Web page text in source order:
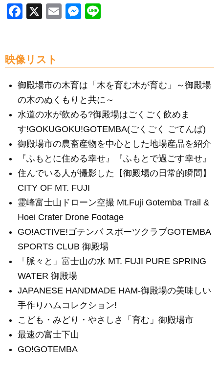
F
e
b
o
o
k
X
E
M
n
g
er
映像リスト
御殿場市の木育は「木を育む木が育む」～御殿場
の木のぬくもりと共に～
水道の水が飲める?御殿場はごくごく飲めま
す!GOKUGOKU!GOTEMBA(ごくごく ごてんば)
御殿場市の農畜産物を中心とした地場産品を紹介
『ふもとに住める幸せ』『ふもとで過ごす幸せ』
住んでいる人が撮影した【御殿場の日常的瞬間】
CITY OF MT. FUJI
霊峰富士山ドローン空撮 Mt.Fuji Gotemba Trail &
Hoei Crater Drone Footage
GO!ACTIVE!ゴテンバ スポーツクラブGOTEMBA
SPORTS CLUB 御殿場
「脈々と」富士山の水 MT. FUJI PURE SPRING
WATER 御殿場
JAPANESE HANDMADE HAM-御殿場の美味しい
手作りハムコレクション!
こども・みどり・やさしさ「育む」御殿場市
最速の富士下山
GO!GOTEMBA